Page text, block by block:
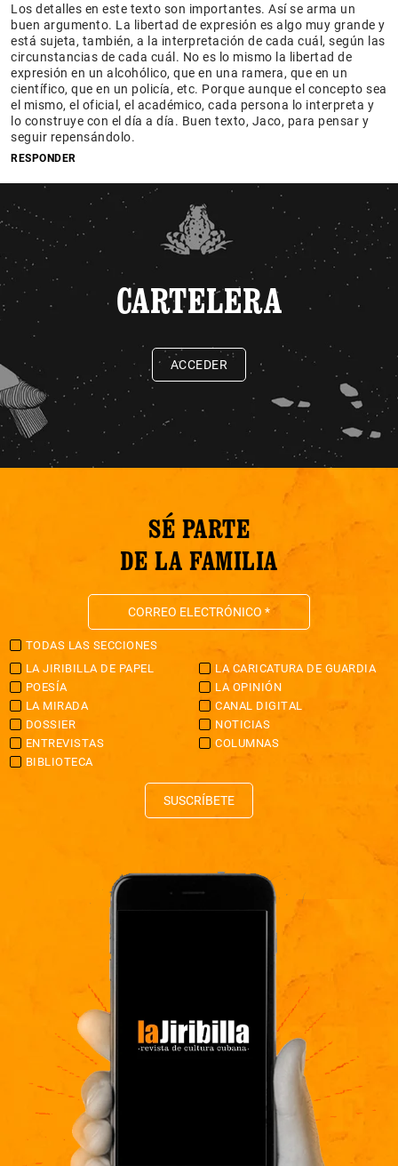
Los detalles en este texto son importantes. Así se arma un
buen argumento. La libertad de expresión es algo muy grande y
está sujeta, también, a la interpretación de cada cuál, según las
circunstancias de cada cuál. No es lo mismo la libertad de
expresión en un alcohólico, que en una ramera, que en un
científico, que en un policía, etc. Porque aunque el concepto sea
el mismo, el oficial, el académico, cada persona lo interpreta y
lo construye con el día a día. Buen texto, Jaco, para pensar y
seguir repensándolo.
RESPONDER
CARTELERA
ACCEDER
SÉ PARTE
DE LA FAMILIA
TODAS LAS SECCIONES
LA JIRIBILLA DE PAPEL
LA CARICATURA DE GUARDIA
POESÍA
LA OPINIÓN
LA MIRADA
CANAL DIGITAL
DOSSIER
NOTICIAS
ENTREVISTAS
COLUMNAS
BIBLIOTECA
SUSCRÍBETE